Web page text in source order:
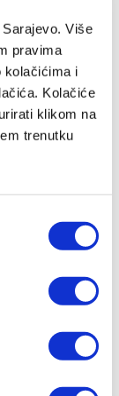
Više
pravima
kolačićima i
Kolačiće
klikom na
trenutku
BiH na
Bristrić u